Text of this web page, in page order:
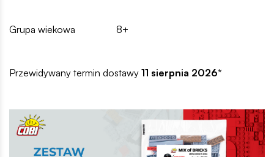
Grupa wiekowa 8+
Przewidywany termin dostawy 11 sierpnia 2026*